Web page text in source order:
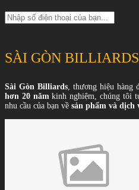
SÀI GÒN BILLIARDS
Sài Gòn Billiards, thương hiệu hàng
hơn 20 nămkinh nghiệm, chúng tôi
nhu cầu của bạn về sản phẩm và dịch